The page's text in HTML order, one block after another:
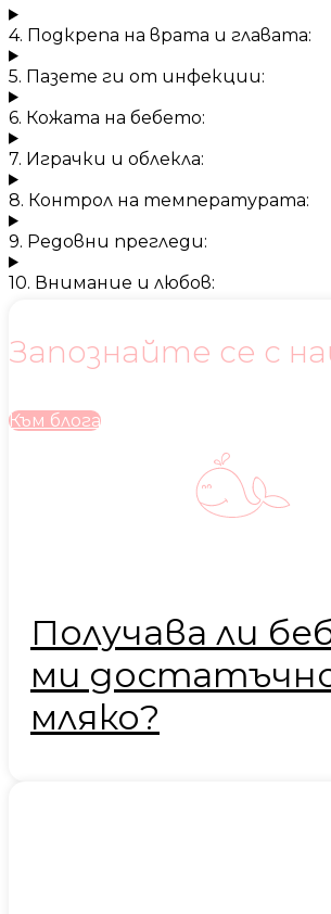
4. Подкрепа на врата и главата:
5. Пазете ги от инфекции:
6. Кожата на бебето:
7. Играчки и облекла:
8. Контрол на температурата:
9. Редовни прегледи:
10. Внимание и любов:
Запознайте се с
Към блога
Получава ли
ми
мляко?